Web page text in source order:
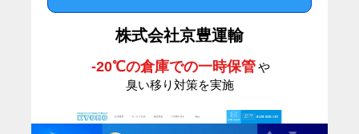
株式会社京豊運輸
-20℃の倉庫での一時保管や
臭い移り対策を実施